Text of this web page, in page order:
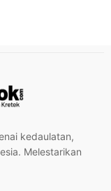
kedaulatan,
Melestarikan